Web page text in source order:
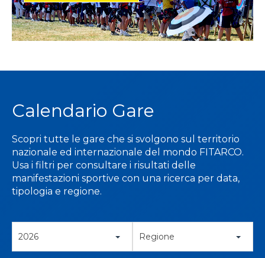
Calendario Gare
Scopri tutte le gare che si svolgono sul territorio
nazionale ed internazionale del mondo FITARCO.
Usa i filtri per consultare i risultati delle
manifestazioni sportive con una ricerca per data,
tipologia e regione.
2026 Regione